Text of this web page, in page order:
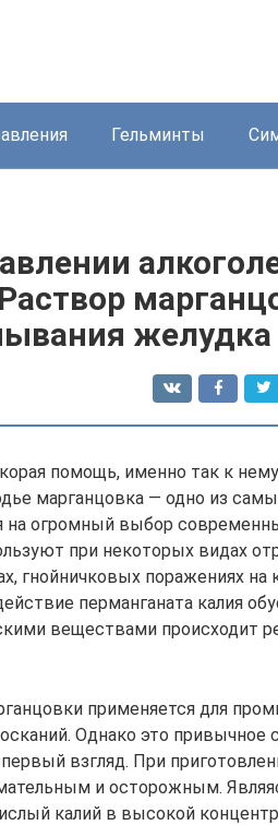
Гельминты
желудка
помощь, именно так к нему
марганцовка — одно из
на огромный выбор
при некоторых видах
гнойничковых поражениях на
перманганата калия
веществами происходит
применяется для
Однако это привычное
взгляд. При
и осторожным.
калий в высокой